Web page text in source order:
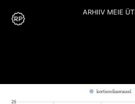
ARHIIV MEIE